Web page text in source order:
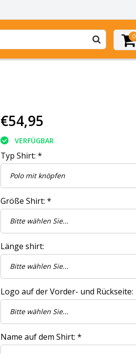
0
€54,95
VERFÜGBAR
Typ Shirt: *
Größe Shirt: *
Länge shirt:
Logo auf der Vorder- und Rückseite:
Name auf dem Shirt: *